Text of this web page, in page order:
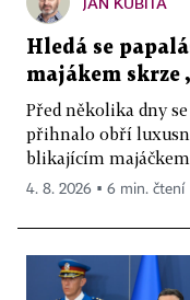
Hledá se
majákem skrze
Před několika dny
přihnalo obří
blikajícím majáčkem
4. 8. 2026 ▪ 6 min. čtení